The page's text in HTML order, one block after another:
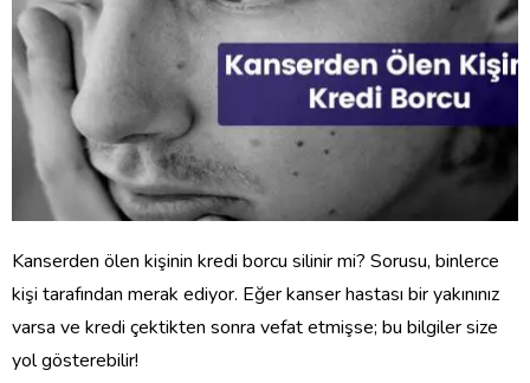
Kanserden ölen kişinin kredi borcu silinir mi? Sorusu, binlerce
kişi tarafından merak ediyor. Eğer kanser hastası bir yakınınız
varsa ve kredi çektikten sonra vefat etmişse; bu bilgiler size
yol gösterebilir!